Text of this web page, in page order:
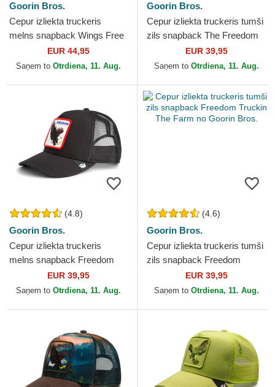
Goorin Bros.
Cepur izliekta truckeris
melns snapback Wings Free
The Farm no Goorin Bros.
EUR 44,95
Saņem to Otrdiena, 11. Aug.
Goorin Bros.
Cepur izliekta truckeris tumši
zils snapback The Freedom
Eagle The Farm no Goorin
Bros.
EUR 39,95
Saņem to Otrdiena, 11. Aug.
(4.8)
Goorin Bros.
Cepur izliekta truckeris
melns snapback Freedom
The Farm no Goorin Bros.
EUR 39,95
Saņem to Otrdiena, 11. Aug.
(4.6)
Goorin Bros.
Cepur izliekta truckeris tumši
zils snapback Freedom
Truckin The Farm no Goorin
Bros.
EUR 39,95
Saņem to Otrdiena, 11. Aug.